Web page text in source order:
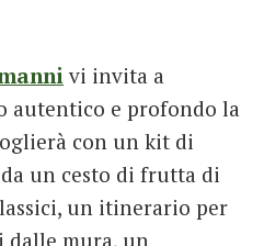
vi invita a
autentico e profondo la
con un kit di
un cesto di frutta di
un itinerario per
dalle mura, un